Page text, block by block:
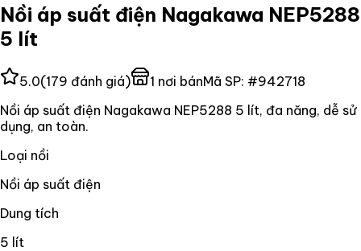
Nồi áp suất điện Nagakawa NEP5288
5 lít
5.0(179 đánh giá) 1 nơi bánMã SP: #942718
Nồi áp suất điện Nagakawa NEP5288 5 lít, đa năng, dễ sử
dụng, an toàn.
Loại nồi
Nồi áp suất điện
Dung tích
5 lít